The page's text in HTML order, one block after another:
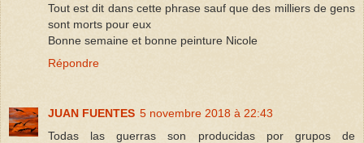
Tout est dit dans cette phrase sauf que des milliers de gens
sont morts pour eux
Bonne semaine et bonne peinture Nicole
Répondre
JUAN FUENTES 5 novembre 2018 à 22:43
Todas las guerras son producidas por grupos de